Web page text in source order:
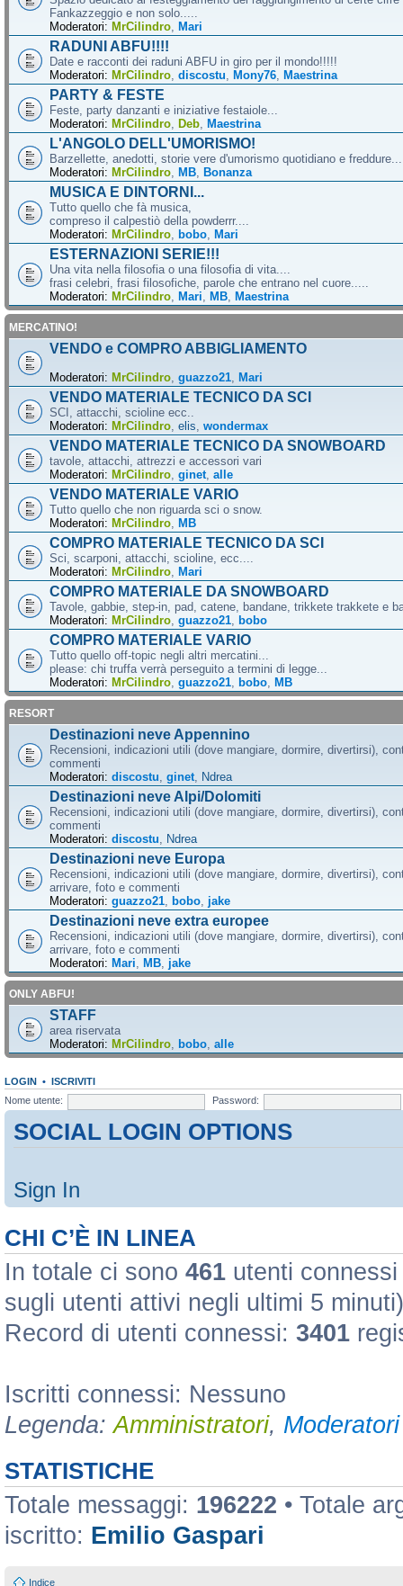
Fankazzeggio e non solo.....
Moderatori: MrCilindro Mari
RADUNI ABFU!!!!
Date e racconti dei raduni ABFU in giro per il mondo!!!!!
Moderatori: MrCilindro discostu Mony76 Maestrina
PARTY & FESTE
Feste, party danzanti e iniziative festaiole...
Moderatori: MrCilindro Deb Maestrina
L'ANGOLO DELL'UMORISMO!
Barzellette, anedotti, storie vere d'umorismo quotidiano e
Moderatori: MrCilindro MB Bonanza
MUSICA E DINTORNI...
Tutto quello che fà musica,
compreso il calpestiò della powderrr....
Moderatori: MrCilindro bobo Mari
ESTERNAZIONI SERIE!!!
Una vita nella filosofia o una filosofia di vita....
frasi celebri, frasi filosofiche, parole che entrano nel cuore.....
Moderatori: MrCilindro Mari MB Maestrina
MERCATINO!
VENDO e COMPRO ABBIGLIAMENTO
Moderatori: MrCilindro guazzo21 Mari
VENDO MATERIALE TECNICO DA SCI
SCI, attacchi, scioline ecc..
Moderatori: MrCilindro elis wondermax
VENDO MATERIALE TECNICO DA SNOWBOARD
tavole, attacchi, attrezzi e accessori vari
Moderatori: MrCilindro ginet alle
VENDO MATERIALE VARIO
Tutto quello che non riguarda sci o snow.
Moderatori: MrCilindro MB
COMPRO MATERIALE TECNICO DA SCI
Sci, scarponi, attacchi, scioline, ecc....
Moderatori: MrCilindro Mari
COMPRO MATERIALE DA SNOWBOARD
Tavole, gabbie, step-in, pad, catene, bandane, trikkete trakkete e
Moderatori: MrCilindro guazzo21 bobo
COMPRO MATERIALE VARIO
Tutto quello off-topic negli altri mercatini...
please: chi truffa verrà perseguito a termini di legge...
Moderatori: MrCilindro guazzo21 bobo MB
RESORT
Destinazioni neve Appennino
Recensioni, indicazioni utili (dove mangiare, dormire, divertirsi),
commenti
Moderatori: discostu ginet Ndrea
Destinazioni neve Alpi/Dolomiti
Recensioni, indicazioni utili (dove mangiare, dormire, divertirsi),
commenti
Moderatori: discostu Ndrea
Destinazioni neve Europa
Recensioni, indicazioni utili (dove mangiare, dormire, divertirsi),
arrivare, foto e commenti
Moderatori: guazzo21 bobo jake
Destinazioni neve extra europee
Recensioni, indicazioni utili (dove mangiare, dormire, divertirsi),
arrivare, foto e commenti
Moderatori: Mari MB jake
ONLY ABFU!
STAFF
area riservata
Moderatori: MrCilindro bobo alle
LOGIN • ISCRIVITI
Nome utente:
Password:
SOCIAL LOGIN OPTIONS
Sign In
CHI C’È IN LINEA
In totale ci sono 461 utenti
sugli utenti attivi negli ultimi 5 minuti)
Record di utenti connessi: 3401
Iscritti connessi: Nessuno
Legenda:Amministratori,
STATISTICHE
Totale messaggi: 196222 • Totale
iscritto: Emilio Gaspari
Indice